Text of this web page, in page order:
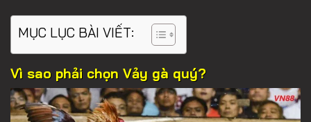
MỤC LỤC BÀI VIẾT:
Vì sao phải chọn Vảy gà quý?